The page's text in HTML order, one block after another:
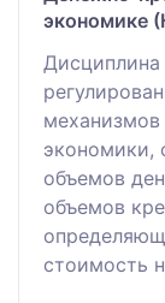
экономике
механизмов
экономики,
объемов
объемов
стоимость